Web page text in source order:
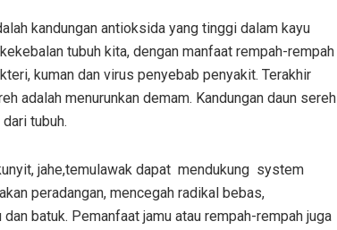
kandungan antioksida yang tinggi dalam kayu
tubuh kita, dengan manfaat rempah-rempah
kuman dan virus penyebab penyakit. Terakhir
adalah menurunkan demam. Kandungan daun sereh
tubuh.
jahe,temulawak dapat mendukung system
peradangan, mencegah radikal bebas,
batuk. Pemanfaat jamu atau rempah-rempah juga